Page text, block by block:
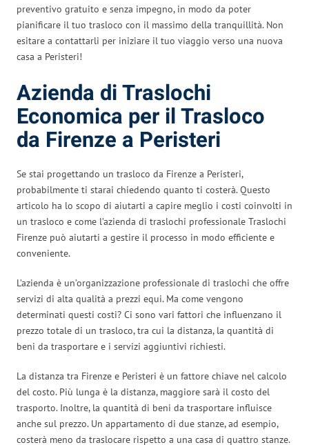
preventivo gratuito e senza impegno, in modo da poter
pianificare il tuo trasloco con il massimo della tranquillità. Non
esitare a contattarli per iniziare il tuo viaggio verso una nuova
casa a Peristeri!
Azienda di Traslochi
Economica per il Trasloco
da Firenze a Peristeri
Se stai progettando un trasloco da Firenze a Peristeri,
probabilmente ti starai chiedendo quanto ti costerà. Questo
articolo ha lo scopo di aiutarti a capire meglio i costi coinvolti in
un trasloco e come l’azienda di traslochi professionale Traslochi
Firenze può aiutarti a gestire il processo in modo efficiente e
conveniente.
L’azienda è un’organizzazione professionale di traslochi che offre
servizi di alta qualità a prezzi equi. Ma come vengono
determinati questi costi? Ci sono vari fattori che influenzano il
prezzo totale di un trasloco, tra cui la distanza, la quantità di
beni da trasportare e i servizi aggiuntivi richiesti.
La distanza tra Firenze e Peristeri è un fattore chiave nel calcolo
del costo. Più lunga è la distanza, maggiore sarà il costo del
trasporto. Inoltre, la quantità di beni da trasportare influisce
anche sul prezzo. Un appartamento di due stanze, ad esempio,
costerà meno da traslocare rispetto a una casa di quattro stanze.